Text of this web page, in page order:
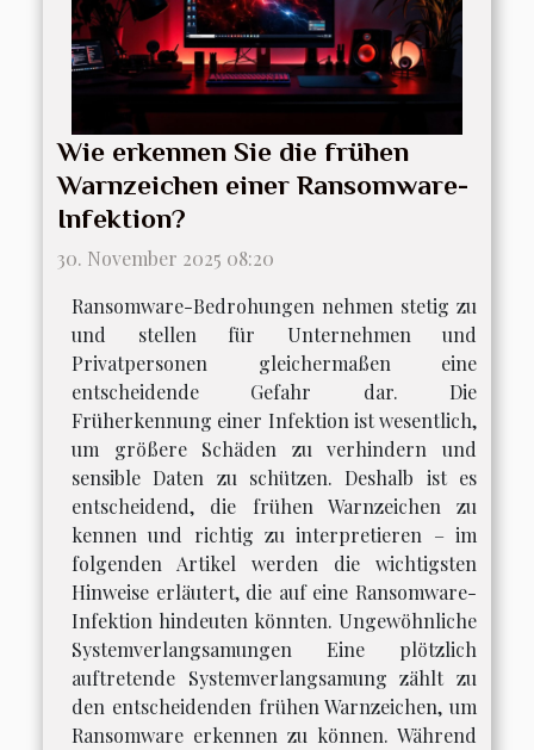
Wie erkennen Sie die frühen
Warnzeichen einer Ransomware-
Infektion?
30. November 2025 08:20
Ransomware-Bedrohungen nehmen stetig zu
und stellen für Unternehmen und
Privatpersonen gleichermaßen eine
entscheidende Gefahr dar. Die
Früherkennung einer Infektion ist wesentlich,
um größere Schäden zu verhindern und
sensible Daten zu schützen. Deshalb ist es
entscheidend, die frühen Warnzeichen zu
kennen und richtig zu interpretieren – im
folgenden Artikel werden die wichtigsten
Hinweise erläutert, die auf eine Ransomware-
Infektion hindeuten könnten. Ungewöhnliche
Systemverlangsamungen Eine plötzlich
auftretende Systemverlangsamung zählt zu
den entscheidenden frühen Warnzeichen, um
Ransomware erkennen zu können. Während